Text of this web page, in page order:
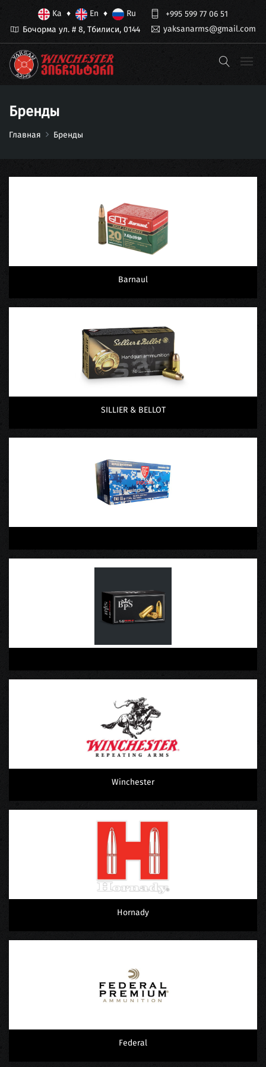
Ka ♦ En ♦ Ru
+995 599 77 06 51
Бочорма ул. # 8, Тбилиси, 0144
yaksanarms@gmail.com
Бренды
Главная Бренды
Barnaul
SILLIER & BELLOT
Winchester
Hornady
Federal